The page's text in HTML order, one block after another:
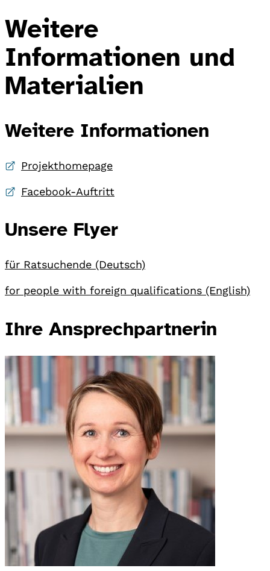
Weitere
Informationen und
Materialien
Weitere Informationen
Projekthomepage
Facebook-Auftritt
Unsere Flyer
für Ratsuchende (Deutsch)
for people with foreign qualifications (English)
Ihre Ansprechpartnerin